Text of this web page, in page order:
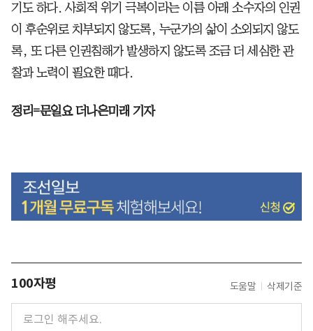
기도 하다. 사회적 위기 극복이라는 이름 아래 소수자의 인권
이 후순위로 치부되지 않도록, 누군가의 삶이 소외되지 않도
록, 또 다른 인권침해가 발생하지 않도록 조금 더 세심한 관
찰과 노력이 필요한 때다.
정리=문일요 더나은미래 기자
100자평 도움말 삭제기준